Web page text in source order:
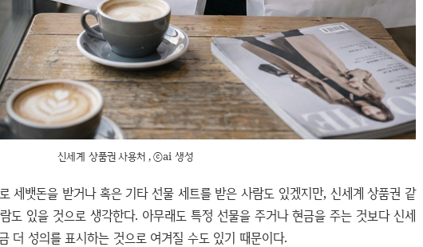
신세계 상품권 사용처 , ⓒai 생성
세뱃돈을 받거나 혹은 기타 선물 세트를 받은 사람도 있겠지만, 신세계 상품권 같
도 있을 것으로 생각한다. 아무래도 특정 선물을 주거나 현금을 주는 것보다 신세
더 성의를 표시하는 것으로 여겨질 수도 있기 때문이다.